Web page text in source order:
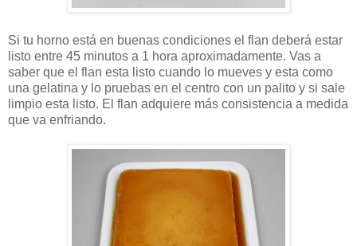
Si tu horno está en buenas condiciones el flan deberá estar
listo entre 45 minutos a 1 hora aproximadamente. Vas a
saber que el flan esta listo cuando lo mueves y esta como
una gelatina y lo pruebas en el centro con un palito y si sale
limpio esta listo. El flan adquiere más consistencia a medida
que va enfriando.